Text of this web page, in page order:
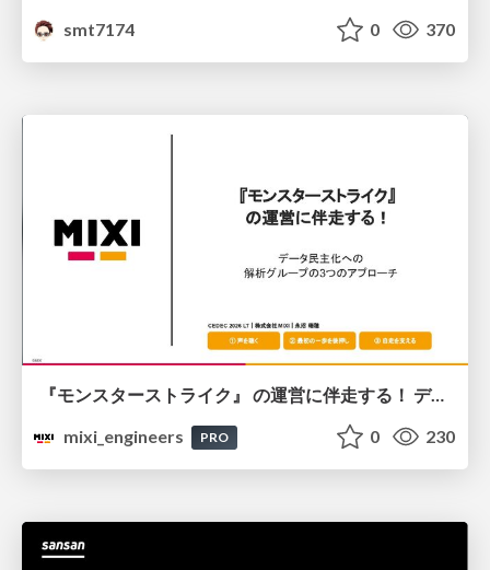
smt7174
0 370
『モンスターストライク』 の運営に伴走する！ データ民主化への 解析グループの3つのアプローチ
mixi_engineers
PRO 0 230